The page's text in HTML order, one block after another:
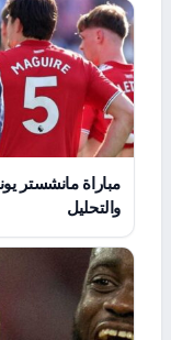
مباراة مانشستر
والتحليل